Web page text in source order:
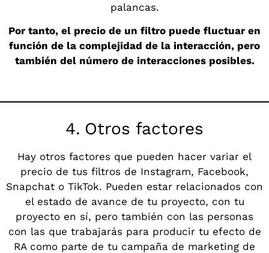
palancas.
Por tanto, el precio de un filtro puede fluctuar en
función de la complejidad de la interacción, pero
también del número de interacciones posibles.
4. Otros factores
Hay otros factores que pueden hacer variar el
precio de tus filtros de Instagram, Facebook,
Snapchat o TikTok. Pueden estar relacionados con
el estado de avance de tu proyecto, con tu
proyecto en sí, pero también con las personas
con las que trabajarás para producir tu efecto de
RA como parte de tu campaña de marketing de